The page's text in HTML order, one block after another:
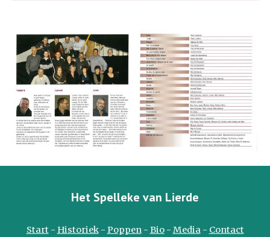
Het Spelleke van Lierde
Start- Historiek- Poppen- Bio- Media- Contact